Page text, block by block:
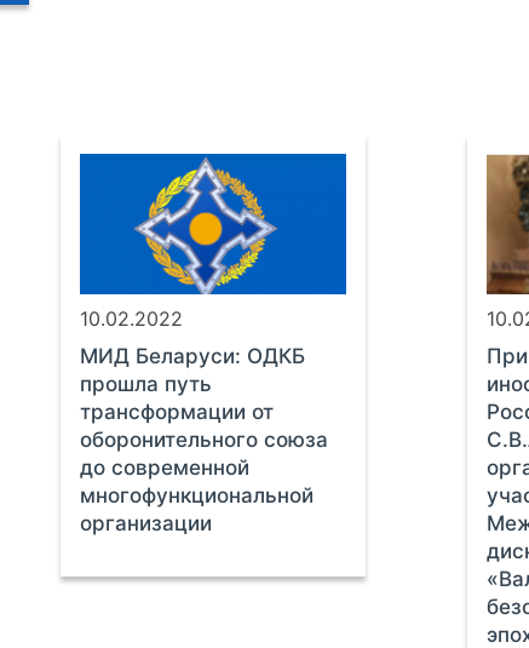
10.02.2022
МИД Беларуси: ОДКБ
прошла путь
трансформации от
оборонительного союза
до современной
многофункциональной
организации